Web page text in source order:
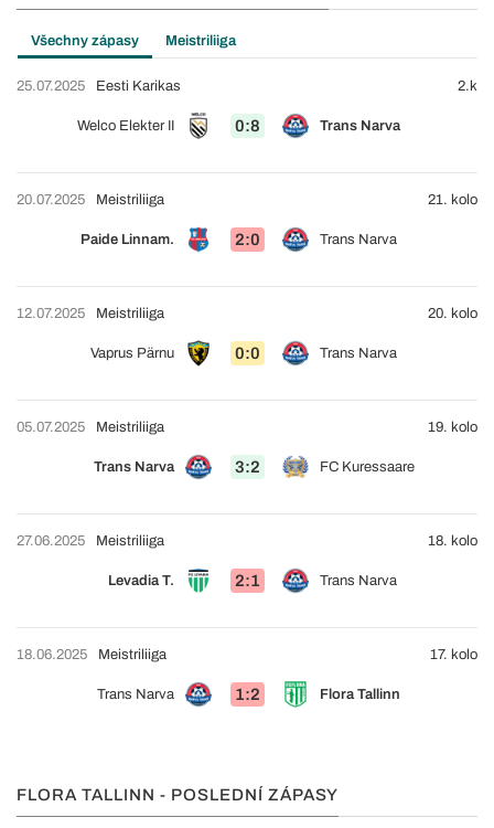
Všechny zápasy Meistriliiga
25.07.2025
Welco Elekter II 0:8 Trans Narva
Eesti Karikas 2.k
20.07.2025
Paide Linnam. 2:0 Trans Narva
Meistriliiga 21. kolo
12.07.2025
Vaprus Pärnu 0:0 Trans Narva
Meistriliiga 20. kolo
05.07.2025
Trans Narva 3:2 FC Kuressaare
Meistriliiga 19. kolo
27.06.2025
Levadia T. 2:1 Trans Narva
Meistriliiga 18. kolo
18.06.2025
Trans Narva 1:2 Flora Tallinn
Meistriliiga 17. kolo
FLORA TALLINN - POSLEDNÍ ZÁPASY